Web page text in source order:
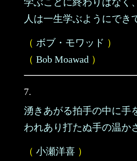
人は一生学ぶようにでき
（ ボブ・モワッド ）
（ Bob Moawad ）
7.
湧きあがる拍手の中に手
われあり打たぬ手の温か
（ 小瀬洋喜 ）